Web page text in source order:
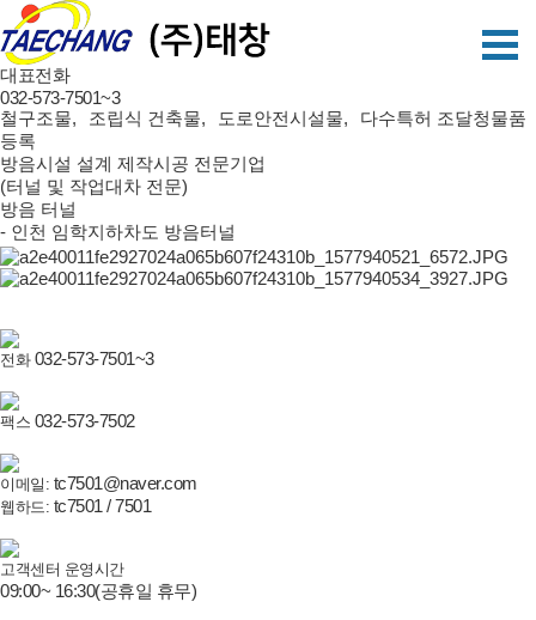
대표전화
032-573-7501~3
철구조물, 조립식 건축물, 도로안전시설물,
다수특허 조달청물품
등록
방음시설 설계 제작시공 전문기업
(터널 및 작업대차 전문)
방음 터널
- 인천 임학지하차도 방음터널
전화 032-573-7501~3
팩스 032-573-7502
이메일: tc7501@naver.com
웹하드: tc7501 / 7501
고객센터 운영시간
09:00~ 16:30(공휴일 휴무)